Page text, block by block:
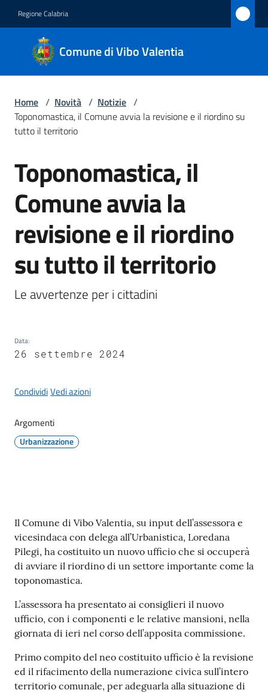
Regione Calabria
Comune di Vibo Valentia
Comune
di Vibo
Valentia
Amministrazione
Novità
Menu selezionato
Servizi
Vivere
Vibo
Valentia
l
b
p
e
t
o
Tutti
gli
argomenti...
Seguici
su
Home / Novità / Notizie /
Toponomastica, il Comune avvia la revisione e il riordino su
tutto il territorio
Salta al contenuto
Toponomastica, il
Comune avvia la
revisione e il riordino
su tutto il territorio
Le avvertenze per i cittadini
Data:
26 settembre 2024
CondividiVedi azioni
Argomenti
Urbanizzazione
Contenuto
Il Comune di Vibo Valentia, su input dell’assessora e
vicesindaca con delega all’Urbanistica, Loredana
Pilegi, ha costituito un nuovo ufficio che si occuperà
di avviare il riordino di un settore importante come la
toponomastica.
L’assessora ha presentato ai consiglieri il nuovo
ufficio, con i componenti e le relative mansioni, nella
giornata di ieri nel corso dell’apposita commissione.
Primo compito del neo costituito ufficio è la revisione
ed il rifacimento della numerazione civica sull’intero
territorio comunale, per adeguarla alla situazione di